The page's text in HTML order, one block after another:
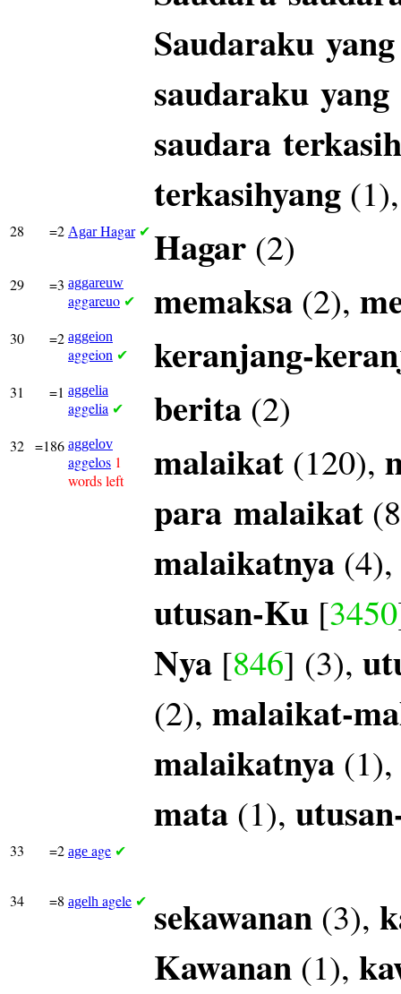
Saudaraku yang
saudaraku yang
saudara terkasih
terkasihyang
28 =2 AgarHagar ✔ Hagar (2)
29 =3 aggareuw
aggareuo ✔ memaksa (2),
30 =2 aggeion
aggeion ✔ keranjang-
31 =1 aggelia
aggelia ✔ berita (2)
32 =186 aggelov
aggelos 1
words left
malaikat (120),
para malaikat
malaikatnya (4),
utusan-Ku [3450
Nya [846] (3),
(2), malaikat-
malaikatnya (1),
mata (1),
33 =2 age age ✔
34 =8 agelh agele ✔ sekawanan (3),
Kawanan (1),